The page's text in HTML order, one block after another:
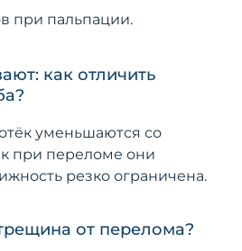
при пальпации.
как отличить
уменьшаются со
при переломе они
резко ограничена.
от перелома?